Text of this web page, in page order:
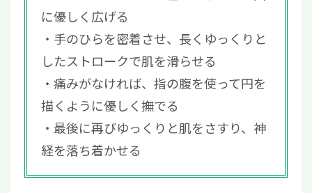
に優しく広げる
手のひらを密着させ、長くゆっくりと
したストロークで肌を滑らせる
痛みがなければ、指の腹を使って円を
描くように優しく撫でる
最後に再びゆっくりと肌をさすり、神
経を落ち着かせる